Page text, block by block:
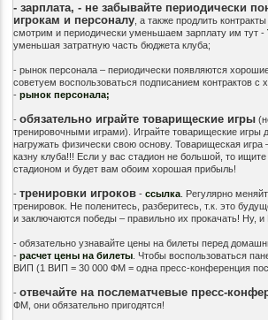
- зарплата, - не забывайте периодически
игрокам и персоналу, а также продлить
смотрим и периодически уменьшаем зарплату им тут -
уменьшая затратную часть бюджета клуба;
- рынок персонала – периодически появляются
советуем воспользоваться подписанием контрактов
- рынок персонала;
- обязательно играйте товарищеские игры
тренировочными играми). Играйте товарищеские игры
нагружать физически свою основу. Товарищеская игра
казну клуба!!! Если у вас стадион не большой, то
стадионом и будет вам обоим хорошая прибыль!
- тренировки игроков- ссылка. Регулярно
тренировок. Не поленитесь, разберитесь, т.к. это
и заключаются победы – правильно их прокачать! Ну, и
- обязательно узнавайте цены на билеты перед
- расчет цены на билеты. Чтобы воспользоваться
ВИП (1 ВИП = 30 000 ФМ = одна пресс-конференция
- отвечайте на послематчевые пресс-
ФМ, они обязательно пригодятся!